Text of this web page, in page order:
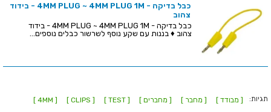
כבל בדיקה - 4MM PLUG ~ 4MM PLUG 1M - בידוד
צהוב
כבל בדיקה - 4MM PLUG ~ 4MM PLUG 1M - בידוד
צהוב ♦ בננות עם שקע נוסף לשרשור כבלים נוספים...
תגיות: [ מבודד ] [ מחבר ] [ מחברים ] [ TEST ]
[ CLIPS ]
[ 4MM ]